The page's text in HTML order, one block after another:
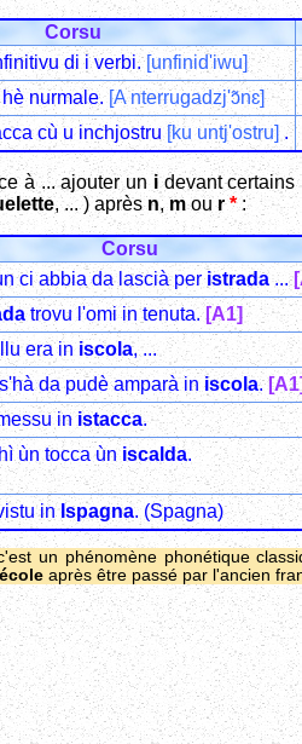
Corsu
di i verbi.[unfinid'iwu]
nurmale. [A nterrugadzj'ɔ̃nɛ]
cù u inchjostru [ku untj'ostru] .
à ... ajouter un idevant certains
, ... ) aprèsn, mour * :
Corsu
ci abbia da lascià peristrada ...
trovu l'omi in tenuta.[A1]
era in iscola, ...
da pudè amparà in iscola.
in istacca.
ùn tocca ùn iscalda.
in Ispagna. (Spagna)
un phénomène phonétique
école après être passé par l'ancien